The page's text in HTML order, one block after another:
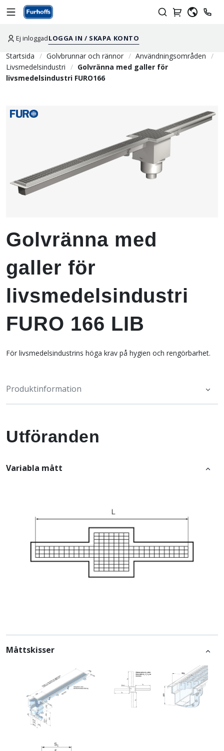
Ej inloggadLOGGA IN / SKAPA KONTO
Startsida Golvbrunnar och rännor
Användningsområden
Livsmedelsindustri
Golvränna med galler för
livsmedelsindustri FURO166
Golvränna med
galler för
livsmedelsindustri
FURO 166 LIB
För livsmedelsindustrins höga krav på hygien och rengörbarhet.
Produktinformation
Utföranden
Variabla mått
Måttskisser